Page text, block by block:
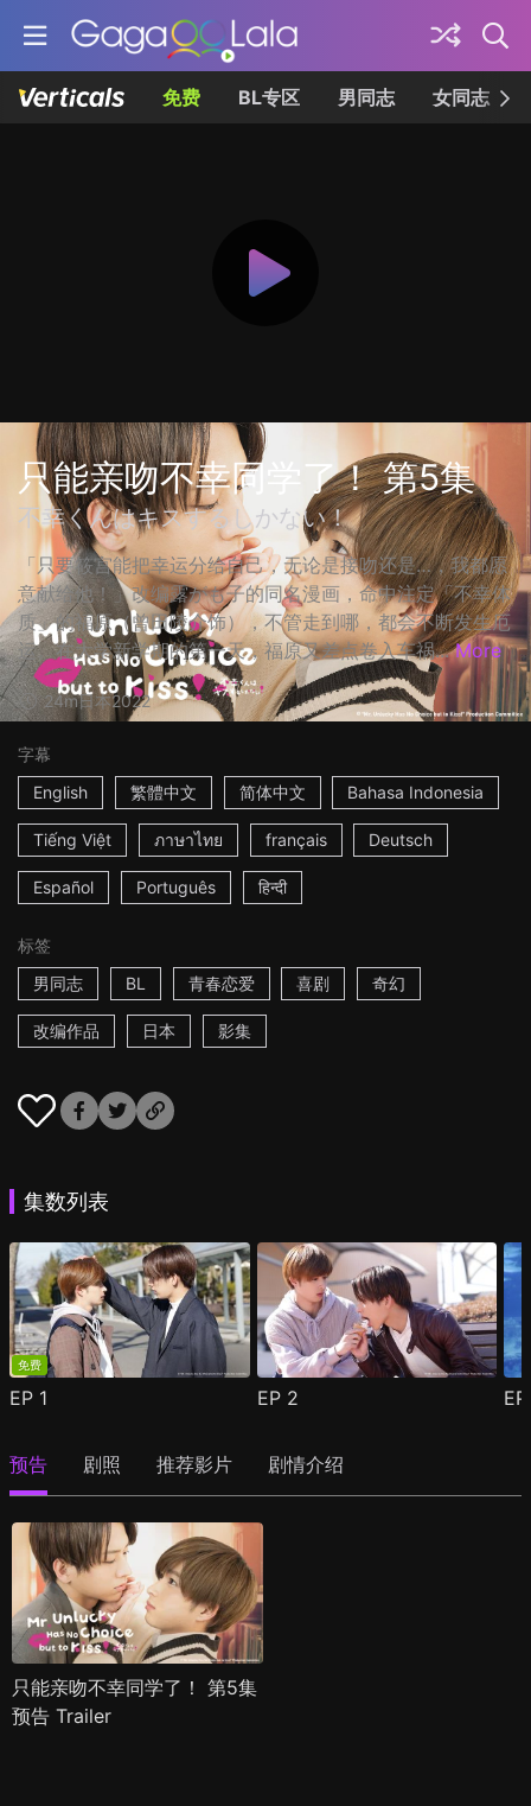
免费 BL专区 男同志 女同志
只能亲吻不幸同学了！ 第5集
不幸くんはキスするしかない！
「只要筱宫能把幸运分给自己，无论是接吻还是…，我都愿
意献给他！」改编露がも子的同名漫画，命中注定「不幸体
质」的福原（曾田陵介饰），不管走到哪，都会不断发生厄
运。在大学新学期的第一天，福原又差点卷入车祸... More
24m日本2022
字幕
English
繁體中文 简体中文 Bahasa Indonesia
Tiếng Việt ภาษาไทย français Deutsch
Español Português हिन्दी
标签
男同志
BL 青春恋爱 喜剧 奇幻
改编作品 日本 影集
集数列表
免费
EP 1 EP 2
预告 剧照 推荐影片 剧情介绍
只能亲吻不幸同学了！ 第5集
预告 Trailer